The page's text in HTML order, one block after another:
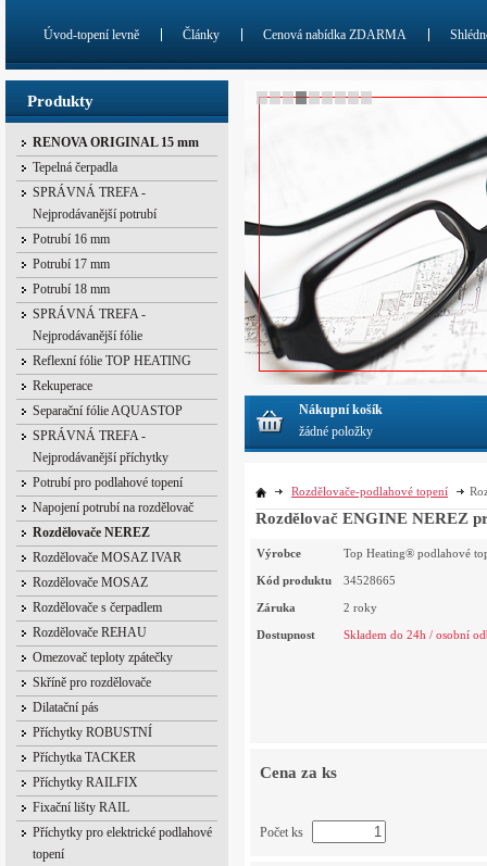
Produkty
RENOVA ORIGINAL 15 mm
Tepelná čerpadla
SPRÁVNÁ TREFA -
Nejprodávanější potrubí
Potrubí 16 mm
Potrubí 17 mm
Potrubí 18 mm
SPRÁVNÁ TREFA -
Nejprodávanější fólie
Reflexní fólie TOP HEATING
Rekuperace
Separační fólie AQUASTOP
SPRÁVNÁ TREFA -
Nejprodávanější příchytky
Potrubí pro podlahové topení
Napojení potrubí na rozdělovač
Rozdělovače NEREZ
Rozdělovače MOSAZ IVAR
Rozdělovače MOSAZ
Rozdělovače s čerpadlem
Rozdělovače REHAU
Omezovač teploty zpátečky
Skříně pro rozdělovače
Dilatační pás
Příchytky ROBUSTNÍ
Příchytka TACKER
Příchytky RAILFIX
Fixační lišty RAIL
Příchytky pro elektrické podlahové
topení
Rozdělovače-podlahové topení
Rozdělovač ENGINE NEREZ
Výrobce Top Heating® podlahové
Kód produktu 34528665
Záruka 2 roky
Dostupnost Skladem do 24h / osobní
Cena za ks
Počet ks
Úvod-topení levně Články Cenová nabídka ZDARMA
Nákupní košík
žádné položky